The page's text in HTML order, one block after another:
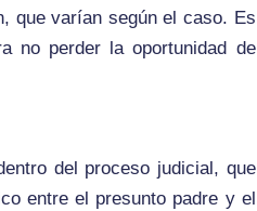
que varían según el caso. Es
no perder la oportunidad de
del proceso judicial, que
entre el presunto padre y el